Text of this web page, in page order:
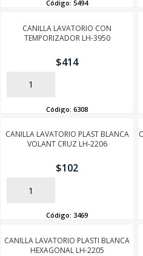
Código: 5494
CANILLA LAVATORIO CON
TEMPORIZADOR LH-3950
$414
AÑADIR
Código: 6308
CANILLA LAVATORIO PLAST BLANCA
VOLANT CRUZ LH-2206
$102
AÑADIR
Código: 3469
CANILLA LAVATORIO PLASTI BLANCA
HEXAGONAL LH-2205